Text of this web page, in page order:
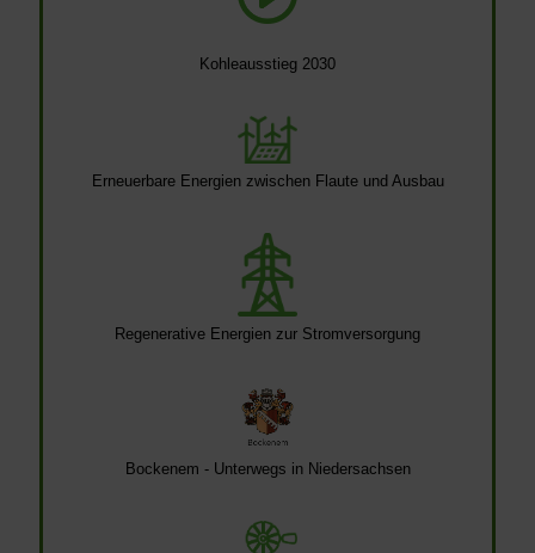
Kohleausstieg 2030
Erneuerbare Energien zwischen Flaute und Ausbau
Regenerative Energien zur Stromversorgung
Bockenem - Unterwegs in Niedersachsen